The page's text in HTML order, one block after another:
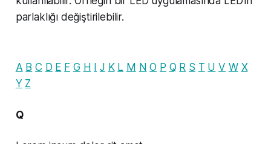
parlaklığı değiştirilebilir.
A B C D E F G H J K L M N O P Q R S T U V W X
Y Z
Q